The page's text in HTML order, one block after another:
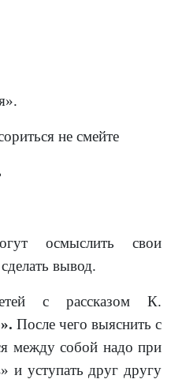
не смейте
осмыслить свои
вывод.
с рассказом К.
». После чего выяснить с
между собой надо при
и уступать друг другу